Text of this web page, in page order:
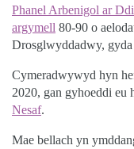
Phanel Arbenigol ar
argymell 80-90 o
Drosglwyddadwy,
Cymeradwywyd hyn
2020, gan gyhoeddi eu
Nesaf.
Mae bellach yn